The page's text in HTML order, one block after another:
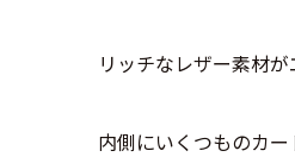
リッチなレザー素材
内側にいくつものカ